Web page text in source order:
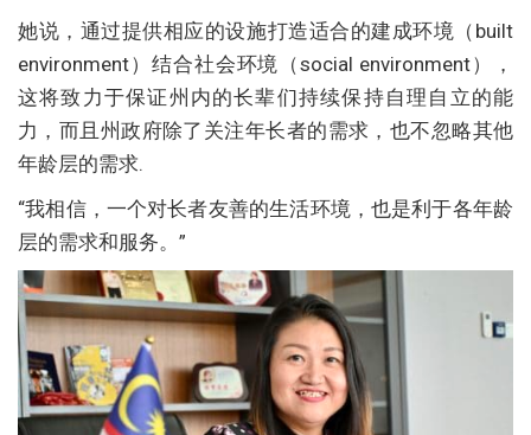
她说，通过提供相应的设施打造适合的建成环境（built
environment）结合社会环境（social environment），
这将致力于保证州内的长辈们持续保持自理自立的能
力，而且州政府除了关注年长者的需求，也不忽略其他
年龄层的需求.
“我相信，一个对长者友善的生活环境，也是利于各年龄
层的需求和服务。”